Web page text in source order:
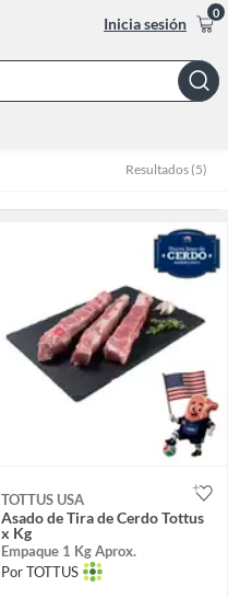
Inicia sesión
0
Bar
Resultados (5)
TOTTUS USA
Asado de Tira de Cerdo Tottus
x Kg
Empaque 1 Kg Aprox.
Por TOTTUS